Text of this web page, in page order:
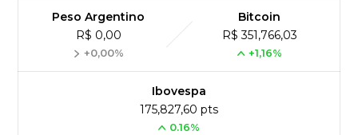
Peso Argentino
R$ 0,00
+0,00%
Bitcoin
R$ 351,766,03
+1,16%
Ibovespa
175,827,60 pts
0.16%